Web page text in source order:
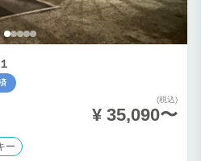
(税込)
¥ 35,090〜
ー